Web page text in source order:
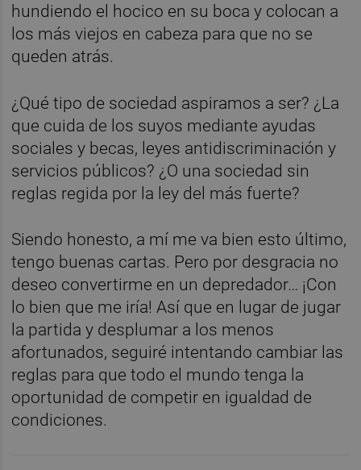
hundiendo el hocico en su boca y colocan a
los más viejos en cabeza para que no se
queden atrás.
¿Qué tipo de sociedad aspiramos a ser? ¿La
que cuida de los suyos mediante ayudas
sociales y becas, leyes antidiscriminación y
servicios públicos? ¿O una sociedad sin
reglas regida por la ley del más fuerte?
Siendo honesto, a mí me va bien esto último,
tengo buenas cartas. Pero por desgracia no
deseo convertirme en un depredador… ¡Con
lo bien que me iría! Así que en lugar de jugar
la partida y desplumar a los menos
afortunados, seguiré intentando cambiar las
reglas para que todo el mundo tenga la
oportunidad de competir en igualdad de
condiciones.